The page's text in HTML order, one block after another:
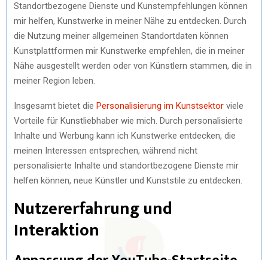
Standortbezogene Dienste und Kunstempfehlungen können
mir helfen, Kunstwerke in meiner Nähe zu entdecken. Durch
die Nutzung meiner allgemeinen Standortdaten können
Kunstplattformen mir Kunstwerke empfehlen, die in meiner
Nähe ausgestellt werden oder von Künstlern stammen, die in
meiner Region leben.
Insgesamt bietet die Personalisierung im Kunstsektor viele
Vorteile für Kunstliebhaber wie mich. Durch personalisierte
Inhalte und Werbung kann ich Kunstwerke entdecken, die
meinen Interessen entsprechen, während nicht
personalisierte Inhalte und standortbezogene Dienste mir
helfen können, neue Künstler und Kunststile zu entdecken.
Nutzererfahrung und
Interaktion